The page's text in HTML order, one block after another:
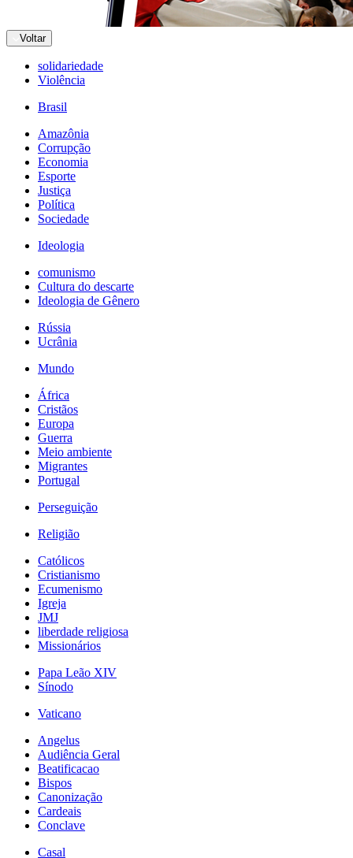
Voltar
solidariedade
Violência
Brasil
Amazônia
Corrupção
Economia
Esporte
Justiça
Política
Sociedade
Ideologia
comunismo
Cultura do descarte
Ideologia de Gênero
Rússia
Ucrânia
Mundo
África
Cristãos
Europa
Guerra
Meio ambiente
Migrantes
Portugal
Perseguição
Religião
Católicos
Cristianismo
Ecumenismo
Igreja
JMJ
liberdade religiosa
Missionários
Papa Leão XIV
Sínodo
Vaticano
Angelus
Audiência Geral
Beatificacao
Bispos
Canonização
Cardeais
Conclave
Casal